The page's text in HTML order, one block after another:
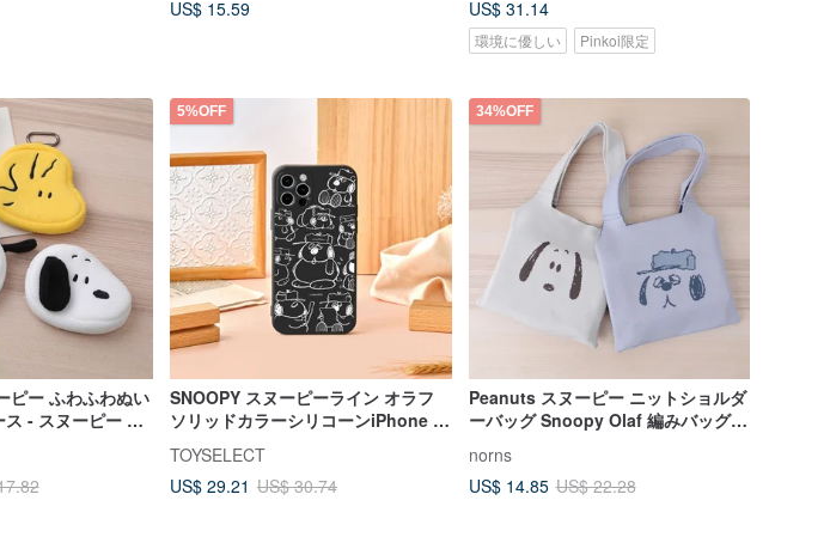
US$ 15.59
US$ 31.14
環境に優しい Pinkoi限定
ピー ふわふわぬい
ス - スヌーピー オ
5%OFF
SNOOPY スヌーピーライン オラフ
ソリッドカラーシリコーンiPhone ケ
ース
TOYSELECT
US$ 29.21 US$ 30.74
34%OFF
Peanuts スヌーピー ニットショルダ
ーバッグ Snoopy Olaf 編みバッグ
norns
US$ 14.85 US$ 22.28